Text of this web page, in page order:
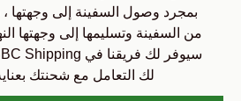
بمجرد وصول السفينة إلى وجهتها
من السفينة وتسليمها إلى وجهتها
لك التعامل مع شحنتك